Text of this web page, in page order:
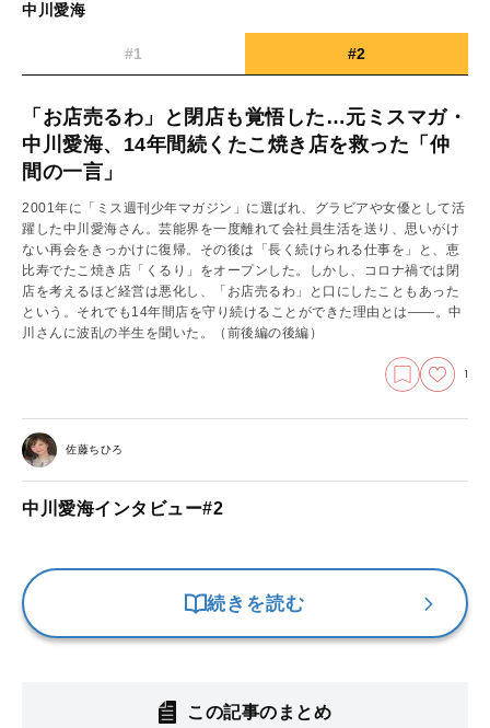
中川愛海
#1 #2
「お店売るわ」と閉店も覚悟した…元ミスマガ・
中川愛海、14年間続くたこ焼き店を救った「仲
間の一言」
2001年に「ミス週刊少年マガジン」に選ばれ、グラビアや女優として活
躍した中川愛海さん。芸能界を一度離れて会社員生活を送り、思いがけ
ない再会をきっかけに復帰。その後は「長く続けられる仕事を」と、恵
比寿でたこ焼き店「くるり」をオープンした。しかし、コロナ禍では閉
店を考えるほど経営は悪化し、「お店売るわ」と口にしたこともあった
という。それでも14年間店を守り続けることができた理由とは――。中
川さんに波乱の半生を聞いた。
（前後編の後編）
1
佐藤ちひろ
中川愛海インタビュー#2
続きを読む
この記事のまとめ